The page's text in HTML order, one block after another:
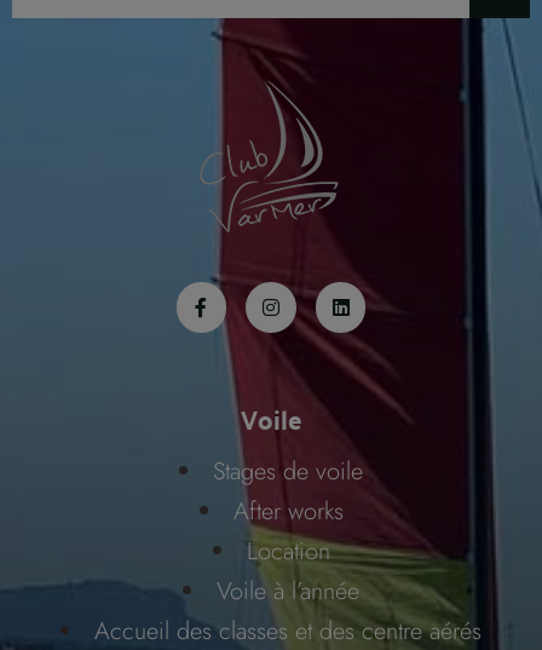
Voile
Stages de voile
After works
Location
Voile à l’année
Accueil des classes et des centre aérés